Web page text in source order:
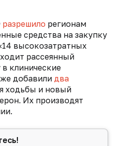
разрешило регионам
средства на закупку
высокозатратных
рассеянный
клинические
добавили два
ходьбы и новый
Их производят